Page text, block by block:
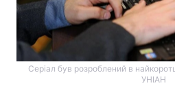
Серіал був розроблений в
УНІАН